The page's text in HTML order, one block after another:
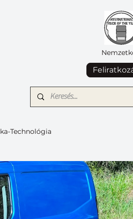
Technológia